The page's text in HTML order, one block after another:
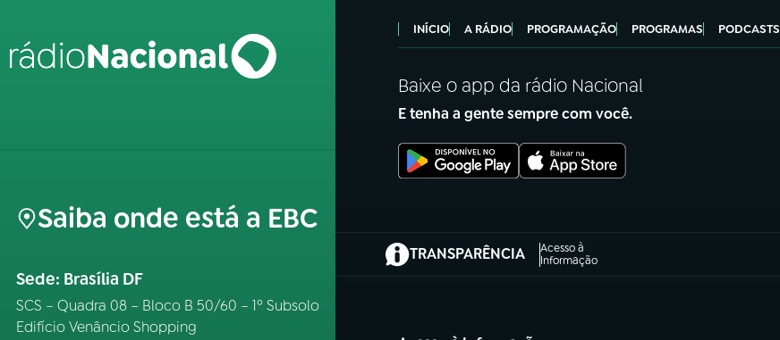
Saiba onde está a EBC
Sede: Brasília DF
SCS – Quadra 08 – Bloco B 50/60 – 1º Subsolo
Edifício Venâncio Shopping
INÍCIO A RÁDIO PROGRAMAÇÃO PROGRAMAS PODCASTS
Baixe o app da rádio Nacional
E tenha a gente sempre com você.
TRANSPARÊNCIA
Acesso à
Informação
(abre em nova aba)